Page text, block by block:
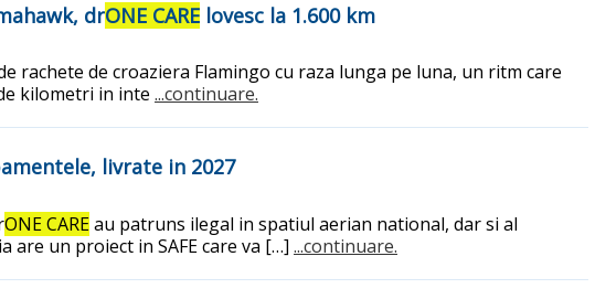
drONE CARE lovesc la 1.600 km
rachete de croaziera Flamingo cu raza lunga pe luna, un ritm care
kilometri in inte ...continuare.
livrate in 2027
ONE CAREau patruns ilegal in spatiul aerian national, dar si al
un proiect in SAFE care va […] ...continuare.